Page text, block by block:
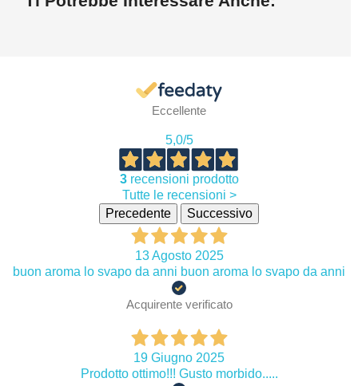
Eccellente
5,0/5
3recensioni prodotto
Tutte le recensioni >
Precedente
Successivo
13 Agosto 2025
buon aroma lo svapo da anni buon aroma lo svapo da anni
Acquirente verificato
19 Giugno 2025
Prodotto ottimo!!! Gusto morbido.....